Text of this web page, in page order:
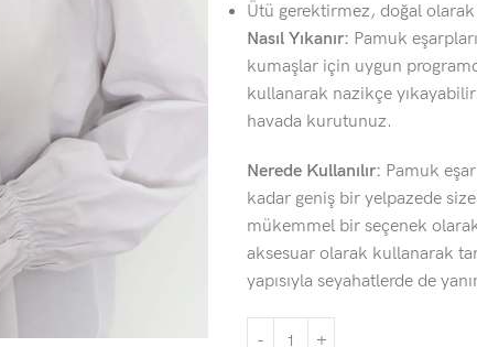
Ütü gerektirmez, doğal
Nasıl Yıkanır: Pamuk
kumaşlar için uygun
kullanarak nazikçe
havada kurutunuz.
Nerede Kullanılır: Pamuk
kadar geniş bir yelpazede
mükemmel bir seçenek
aksesuar olarak kullanarak
yapısıyla seyahatlerde de